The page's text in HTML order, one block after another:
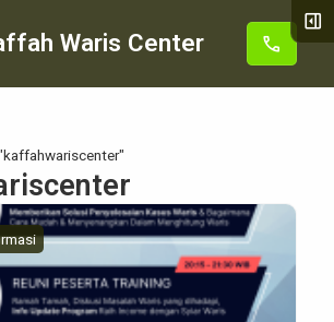
Waris Center call
right_panel_open